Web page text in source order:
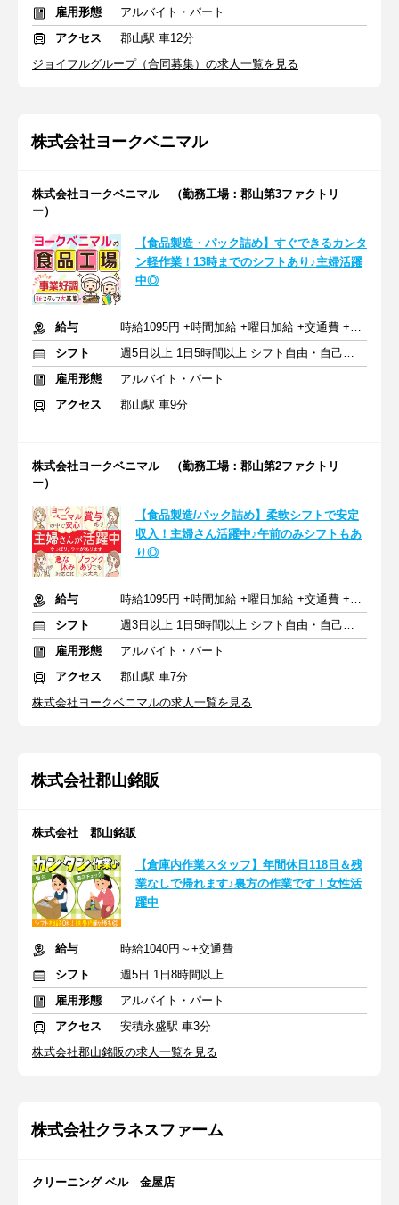
雇用形態
アルバイト・パート
アクセス
郡山駅 車12分
ジョイフルグループ（合同募集）の求人一覧を見る
株式会社ヨークベニマル
株式会社ヨークベニマル （勤務工場：郡山第3ファクトリ
ー）
【食品製造・パック詰め】すぐできるカンタ
ン軽作業！13時までのシフトあり♪主婦活躍
中◎
給与
時給1095円 +時間加給 +曜日加給 +交通費 +賞与（年2回）
シフト
週5日以上 1日5時間以上 シフト自由・自己申告
雇用形態
アルバイト・パート
アクセス
郡山駅 車9分
株式会社ヨークベニマル （勤務工場：郡山第2ファクトリ
ー）
【食品製造/パック詰め】柔軟シフトで安定
収入！主婦さん活躍中♪午前のみシフトもあ
り◎
給与
時給1095円 +時間加給 +曜日加給 +交通費 +賞与（年2回）
シフト
週3日以上 1日5時間以上 シフト自由・自己申告
雇用形態
アルバイト・パート
アクセス
郡山駅 車7分
株式会社ヨークベニマルの求人一覧を見る
株式会社郡山銘販
株式会社 郡山銘販
【倉庫内作業スタッフ】年間休日118日＆残
業なしで帰れます♪裏方の作業です！女性活
躍中
給与
時給1040円～+交通費
シフト
週5日 1日8時間以上
雇用形態
アルバイト・パート
アクセス
安積永盛駅 車3分
株式会社郡山銘販の求人一覧を見る
株式会社クラネスファーム
クリーニング ベル 金屋店